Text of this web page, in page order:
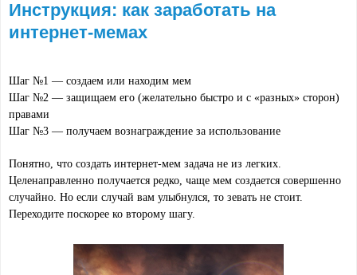
Инструкция: как заработать на
интернет-мемах
Шаг №1 — создаем или находим мем
Шаг №2 — защищаем его (желательно быстро и с «разных» сторон)
правами
Шаг №3 — получаем вознаграждение за использование
Понятно, что создать интернет-мем задача не из легких.
Целенаправленно получается редко, чаще мем создается совершенно
случайно. Но если случай вам улыбнулся, то зевать не стоит.
Переходите поскорее ко второму шагу.